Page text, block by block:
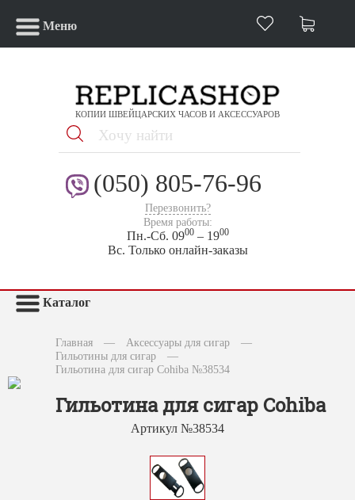
Меню
КОПИИ ШВЕЙЦАРСКИХ ЧАСОВ И АКСЕССУАРОВ
(050) 805-76-96
Перезвонить?
Время работы:
Пн.-Сб. 0900– 1900
Вс. Только онлайн-заказы
Каталог
Главная — Аксессуары для сигар
—
Гильотины для сигар
—
Гильотина для сигар Cohiba №38534
Гильотина для сигар Cohiba
Артикул №38534